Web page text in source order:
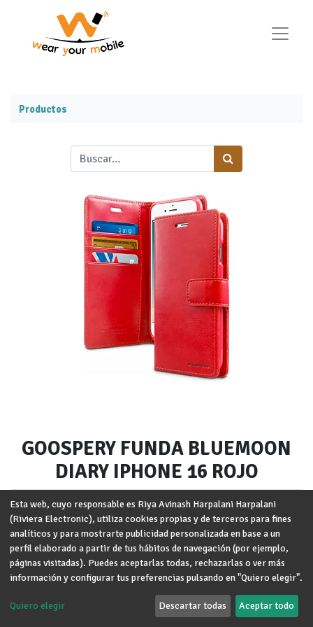
Productos
GOOSPERY FUNDA BLUEMOON
DIARY IPHONE 16 ROJO
Marca: GOOSPERY
Modelo:iPhone 16
Términos y condiciones
Garantía de devolución de 30 días
Envío: 2-3 días laborales
Esta web, cuyo responsable es Riya Avinash Harpalani Harpalani
(Riviera Electronic), utiliza cookies propias y de terceros para fines
analíticos y para mostrarte publicidad personalizada en base a un
perfil elaborado a partir de tus hábitos de navegación (por ejemplo,
páginas visitadas). Puedes aceptarlas todas, rechazarlas o ver más
información y configurar tus preferencias pulsando en "Quiero elegir".
Quiero elegir Descartar todas Aceptar todo